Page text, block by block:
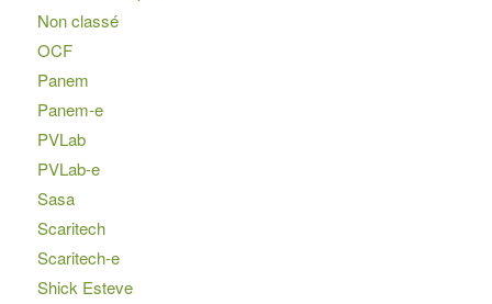
Non classé
OCF
Panem
Panem-e
PVLab
PVLab-e
Sasa
Scaritech
Scaritech-e
Shick Esteve